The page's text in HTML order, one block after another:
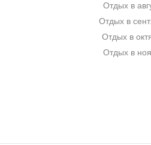
Отдых в
Отдых в
Отдых в
Отдых в